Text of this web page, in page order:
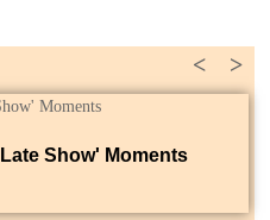
>
<
Show' Moments